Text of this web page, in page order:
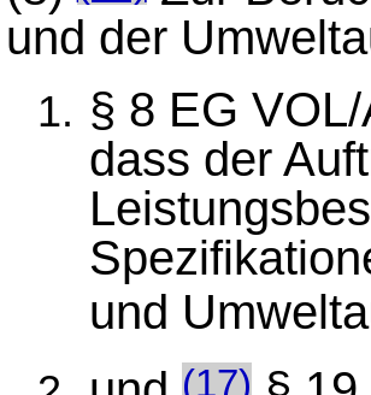
und der
§ 8 EG
dass der
und
(17)